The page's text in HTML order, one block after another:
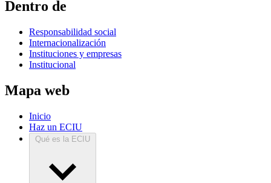
Dentro de
Responsabilidad social
Internacionalización
Instituciones y empresas
Institucional
Mapa web
Inicio
Haz un ECIU
Qué es la ECIU